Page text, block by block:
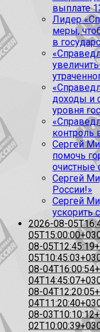
выплате
Лидер
меры,
в
доходы и
уровня
контроль
Сергей
помочь
очистные
Сергей
России!»
Сергей
ускорить
2026-08-
08-
08-
08-
08-